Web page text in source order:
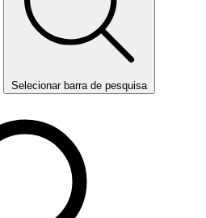
Selecionar barra de pesquisa